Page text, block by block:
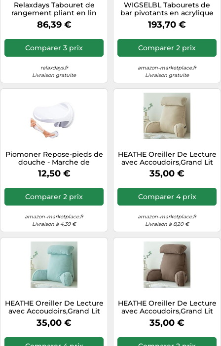
Relaxdays Tabouret de
rangement pliant en lin
86,39 €
Comparer 3 prix
relaxdays.fr
Livraison gratuite
WIGSELBL Tabourets de
bar pivotants en acrylique
avec dos transparent,
hauteur de comptoir
repose-pieds, tabourets de
bar pivotants transparents
193,70 €
Comparer 2 prix
amazon-marketplace.fr
Livraison gratuite
Piomoner Repose-pieds de
douche - Marche de
douche pour se raser les
jambes - Pied de douche -
Repose-pieds de rasage
avec ventouse - Pas de
coups de poing pour
souffrant de dos
12,50 €
Comparer 2 prix
amazon-marketplace.fr
Livraison à 4,39 €
HEATHE Oreiller De Lecture
avec Accoudoirs,Grand Lit
Dossier Coussin,avec
Repose Nuque,pour Le
Soutien du Dos et du Cou
Pendant la Lecture -
75×40×50cm/29.5×15.75×19.7″
35,00 €
Comparer 4 prix
amazon-marketplace.fr
Livraison à 8,20 €
HEATHE Oreiller De Lecture
avec Accoudoirs,Grand Lit
Dossier Coussin,avec
Repose Nuque,pour Le
Pendant la Lecture -
35,00 €
HEATHE Oreiller De Lecture
avec Accoudoirs,Grand Lit
Dossier Coussin,avec
Repose Nuque,pour Le
Pendant la Lecture -
35,00 €